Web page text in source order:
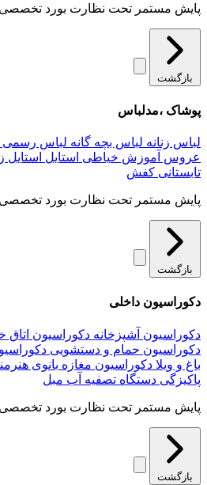
پایش مستمر تحت نظارت بورد
بازگشت
پوشاک ،مدلباس
لباس زنانه لباس بچه گانه لباس رسمی
عروس آموزش خیاطی استایل استایل
تابستانی کفش
پایش مستمر تحت نظارت بورد
بازگشت
دکوراسیون داخلی
دکوراسیون آشپزخانه دکوراسیون اتاق
دکوراسیون حمام و دستشویی
باغ و ویلا دکوراسیون مغازه بانوی
پاکیزگی دستگاه تصفیه آب مبل
پایش مستمر تحت نظارت بورد
بازگشت